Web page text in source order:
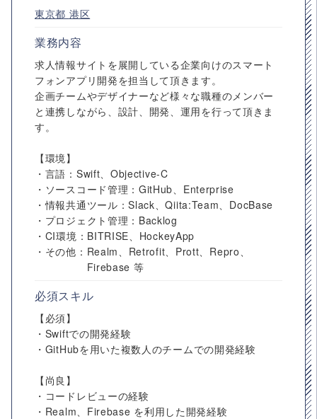
東京都 港区
業務内容
求人情報サイトを展開している企業向けのスマート
フォンアプリ開発を担当して頂きます。
企画チームやデザイナーなど様々な職種のメンバー
と連携しながら、設計、開発、運用を行って頂きま
す。
【環境】
・言語：Swift、Objective-C
・ソースコード管理：GitHub、Enterprise
・情報共通ツール：Slack、Qiita:Team、DocBase
・プロジェクト管理：Backlog
・CI環境：BITRISE、HockeyApp
・その他：Realm、Retrofit、Prott、Repro、
Firebase 等
必須スキル
【必須】
・Swiftでの開発経験
・GitHubを用いた複数人のチームでの開発経験
【尚良】
・コードレビューの経験
・Realm、Firebase を利用した開発経験